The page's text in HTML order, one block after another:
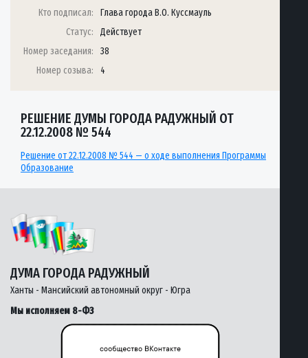
Кто подписал:
Глава города В.О. Куссмауль
Статус:
Действует
Номер заседания:
38
Номер созыва:
4
РЕШЕНИЕ ДУМЫ ГОРОДА РАДУЖНЫЙ ОТ
22.12.2008 № 544
Решение от 22.12.2008 № 544 — о ходе выполнения Программы
Образование
ДУМА ГОРОДА РАДУЖНЫЙ
Ханты - Мансийский автономный округ - Югра
Мы исполняем 8-ФЗ